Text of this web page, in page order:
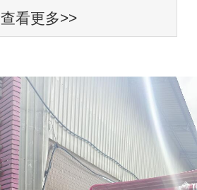
查看更多>>